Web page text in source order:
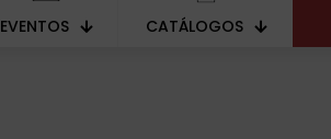
EVENTOS CATÁLOGOS